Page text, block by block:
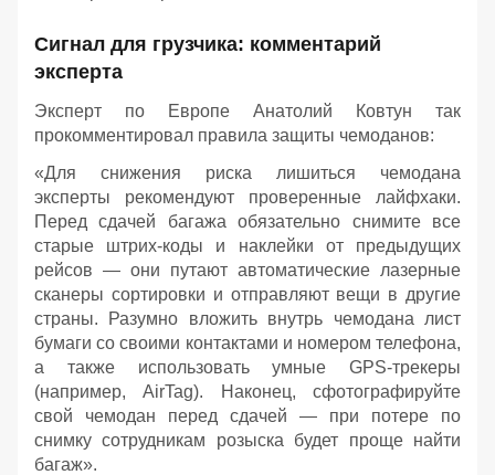
Сигнал для грузчика: комментарий
эксперта
Эксперт по Европе Анатолий Ковтун так
прокомментировал правила защиты чемоданов:
«Для снижения риска лишиться чемодана
эксперты рекомендуют проверенные лайфхаки.
Перед сдачей багажа обязательно снимите все
старые штрих-коды и наклейки от предыдущих
рейсов — они путают автоматические лазерные
сканеры сортировки и отправляют вещи в другие
страны. Разумно вложить внутрь чемодана лист
бумаги со своими контактами и номером телефона,
а также использовать умные GPS-трекеры
(например, AirTag). Наконец, сфотографируйте
свой чемодан перед сдачей — при потере по
снимку сотрудникам розыска будет проще найти
багаж».